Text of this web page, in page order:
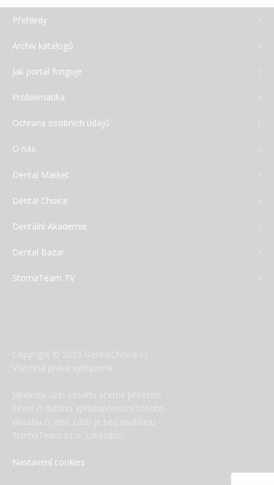
Přehledy
Archiv katalogů
Jak portál funguje
Problematika
Ochrana osobních údajů
O nás
Dental Market
Dental Choice
Dentální Akademie
Dental Bazar
StomaTeam TV
Nastavení cookies